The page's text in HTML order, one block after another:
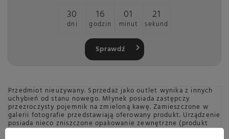
30
dni
16
godzin
01
minut
20
sekund
Sprawdź
Przedmiot nieużywany. Sprzedaż jako outlet wynika z innych
uchybień od stanu nowego. Młynek posiada zastępczy
przezroczysty pojemnik na zmieloną kawę. Zamieszczone w
galerii fotografie przedstawiają oferowany produkt. Urządzenie
posiada nieco zniszczone opakowanie zewnętrzne (produkt
bezpiecznie zapakowany do wysyłki).